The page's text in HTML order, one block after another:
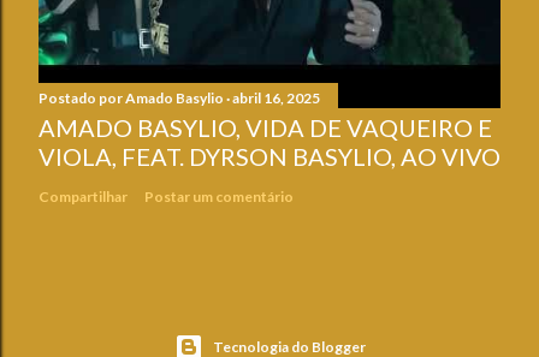
Postado porAmado Basylio abril 16, 2025
AMADO BASYLIO, VIDA DE VAQUEIRO E
VIOLA, FEAT. DYRSON BASYLIO, AO VIVO
Compartilhar Postar um comentário
Tecnologia do Blogger